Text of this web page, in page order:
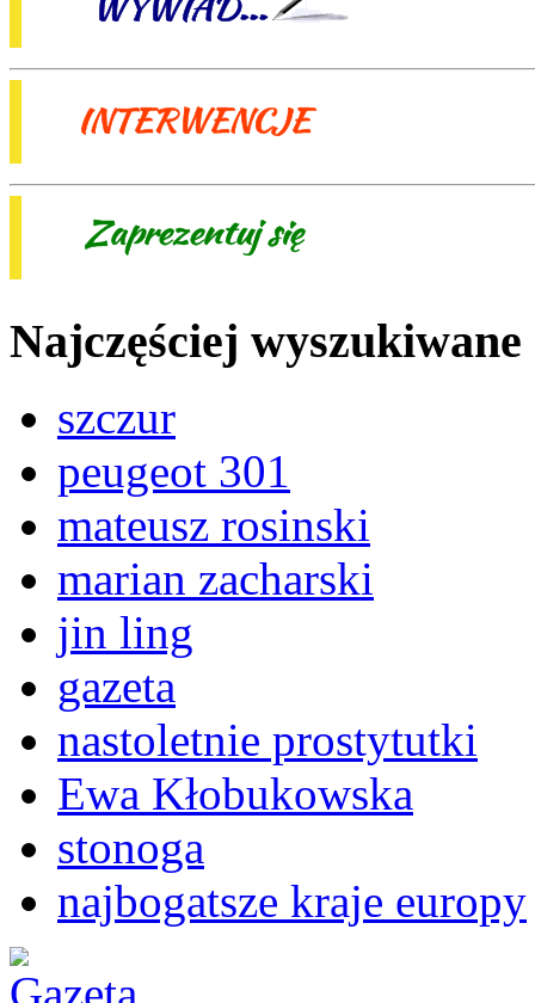
Najczęściej wyszukiwane
szczur
peugeot 301
mateusz rosinski
marian zacharski
jin ling
gazeta
nastoletnie prostytutki
Ewa Kłobukowska
stonoga
najbogatsze kraje europy